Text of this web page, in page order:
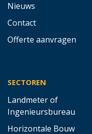
Nieuws
Contact
Offerte aanvragen
SECTOREN
Landmeter of
Ingenieursbureau
Horizontale Bouw